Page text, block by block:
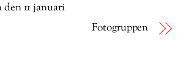
11 januari
Fotogruppen